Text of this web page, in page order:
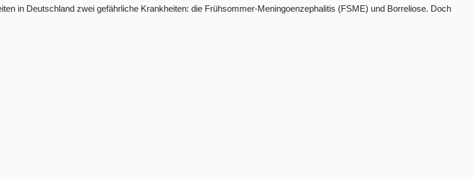
in Deutschland zwei gefährliche Krankheiten: die Frühsommer-Meningoenzephalitis (FSME) und Borreliose. Doch